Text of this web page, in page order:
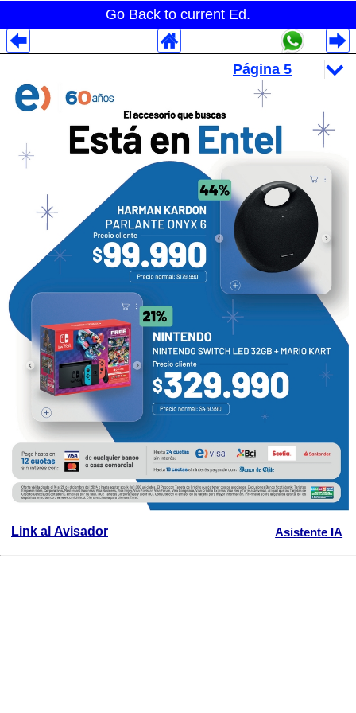
Go Back to current Ed.
Link al Avisador Asistente IA
Despliegues Analytics
Despliegues Totales
Despliegues por Rubros